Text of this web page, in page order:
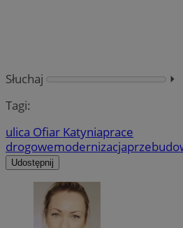
Słuchaj
⏵︎
Tagi:
ulica Ofiar Katyniaprace
drogowemodernizacja
Udostępnij